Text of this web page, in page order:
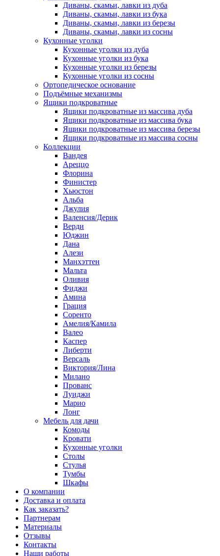
Диваны, скамьи, лавки из дуба
Диваны, скамьи, лавки из бука
Диваны, скамьи, лавки из березы
Диваны, скамьи, лавки из сосны
Кухонные уголки
Кухонные уголки из дуба
Кухонные уголки из бука
Кухонные уголки из березы
Кухонные уголки из сосны
Ортопедическое основание
Подъёмные механизмы
Ящики подкроватные
Ящики подкроватные из массива дуба
Ящики подкроватные из массива бука
Ящики подкроватные из массива березы
Ящики подкроватные из массива сосны
Коллекции
Вандея
Ареццо
Флорина
Финистер
Хьюстон
Альба
Джулия
Валенсия/Дерик
Верди
Юджин
Дана
Алези
Манхэттен
Мальта
Оливия
Фиджи
Амина
Грация
Соренто
Амелия/Камила
Валео
Каспер
Либерти
Версаль
Виктория/Лина
Милано
Прованс
Луиджи
Марио
Лонг
Мебель для дачи
Комоды
Кровати
Кухонные уголки
Столы
Стулья
Тумбы
Шкафы
О компании
Доставка и оплата
Как заказать?
Партнерам
Материалы
Отзывы
Контакты
Наши работы